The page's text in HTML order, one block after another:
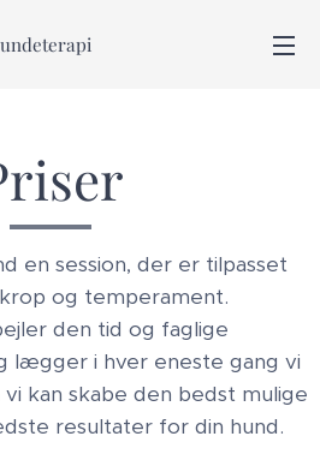
en session, der er tilpasset
og temperament.
den tid og faglige
lægger i hver eneste gang vi
kan skabe den bedst mulige
resultater for din hund.